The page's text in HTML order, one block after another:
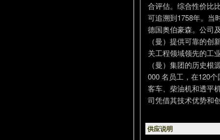
合评估。综合性价比
可追溯到1758年。当
德国奥伯豪森。公司
（曼）提供可靠的
关工程领域领先的工
（曼）集团的历史
000 名员工，在120
客车、柴油机和透平
司凭借其技术优势和
供应说明